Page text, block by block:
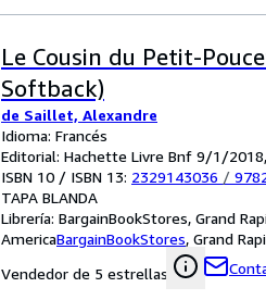
Le Cousin du Petit-
Softback)
de Saillet, Alexandre
Idioma: Francés
Editorial: Hachette Livre Bnf 9/1/
ISBN 10 / ISBN 13: 2329143036 /
TAPA BLANDA
Librería: BargainBookStores, Grand
AmericaBargainBookStores, Grand
Vendedor de 5 estrellas